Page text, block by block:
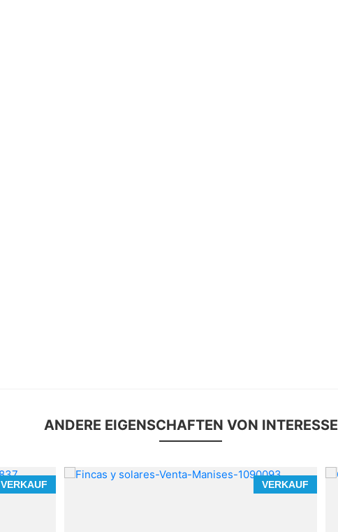
ANDERE EIGENSCHAFTEN VON INTERESSE
VERKAUF VERKAUF